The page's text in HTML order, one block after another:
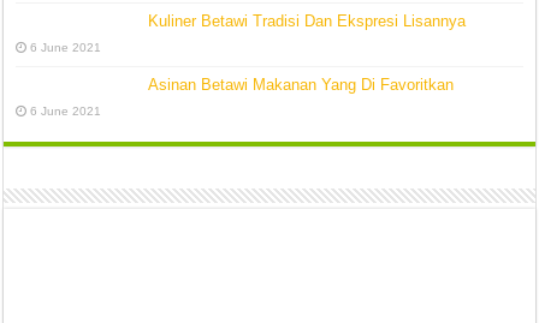
Kuliner Betawi Tradisi Dan Ekspresi Lisannya
6 June 2021
Asinan Betawi Makanan Yang Di Favoritkan
6 June 2021